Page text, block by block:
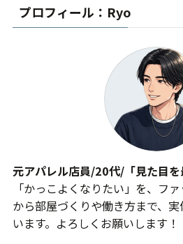
プロフィール：Ryo
元アパレル店員/20代/「見た目を
「かっこよくなりたい」を、フ
から部屋づくりや働き方まで、
います。よろしくお願いします！